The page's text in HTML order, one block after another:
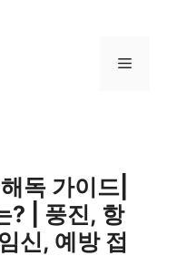
Menu
독 가이드|
? | 풍진, 항
신, 예방 접